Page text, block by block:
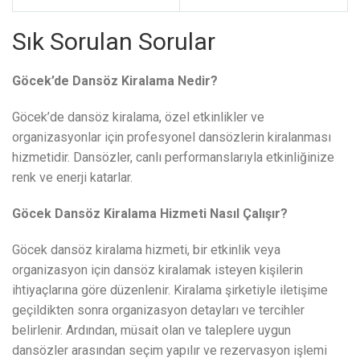
Sık Sorulan Sorular
Göcek’de Dansöz Kiralama Nedir?
Göcek’de dansöz kiralama, özel etkinlikler ve
organizasyonlar için profesyonel dansözlerin kiralanması
hizmetidir. Dansözler, canlı performanslarıyla etkinliğinize
renk ve enerji katarlar.
Göcek Dansöz Kiralama Hizmeti Nasıl Çalışır?
Göcek dansöz kiralama hizmeti, bir etkinlik veya
organizasyon için dansöz kiralamak isteyen kişilerin
ihtiyaçlarına göre düzenlenir. Kiralama şirketiyle iletişime
geçildikten sonra organizasyon detayları ve tercihler
belirlenir. Ardından, müsait olan ve taleplere uygun
dansözler arasından seçim yapılır ve rezervasyon işlemi